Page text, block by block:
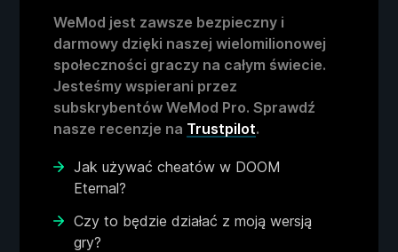
WeMod jest zawsze bezpieczny i
darmowy dzięki naszej wielomilionowej
społeczności graczy na całym świecie.
Jesteśmy wspierani przez
subskrybentów WeMod Pro. Sprawdź
nasze recenzje na Trustpilot.
Jak używać cheatów w DOOM
Eternal?
Czy to będzie działać z moją wersją
gry?